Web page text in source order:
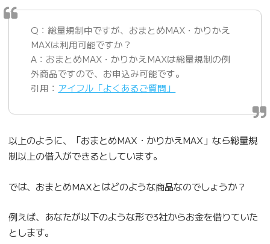
Q：総量規制中ですが、おまとめMAX・かりかえ
MAXは利用可能ですか？
A：おまとめMAX・かりかえMAXは総量規制の例
外商品ですので、お申込み可能です。
引用： アイフル「よくあるご質問」
以上のように、「おまとめMAX・かりかえMAX」なら総量規
制以上の借入ができるとしています。
では、おまとめMAXとはどのような商品なのでしょうか？
例えば、あなたが以下のような形で3社からお金を借りていた
とします。